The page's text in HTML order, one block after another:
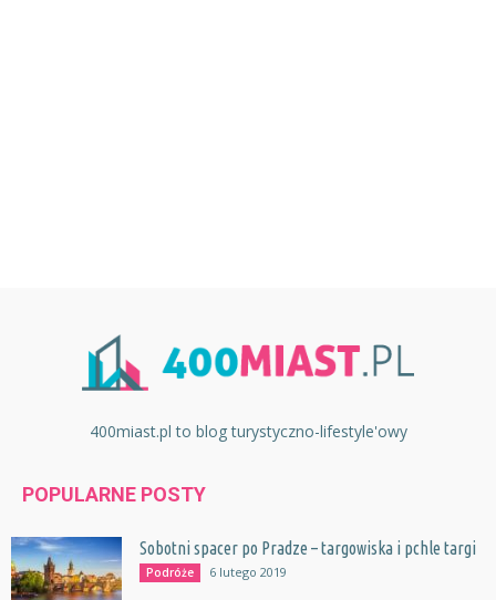
400miast.pl to blog turystyczno-lifestyle'owy
POPULARNE POSTY
Sobotni spacer po Pradze – targowiska i pchle targi
Podróże 6 lutego 2019